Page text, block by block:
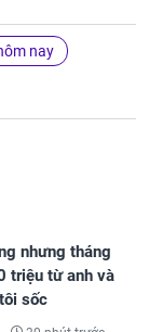
nay
nhưng tháng
triệu từ anh và
sốc